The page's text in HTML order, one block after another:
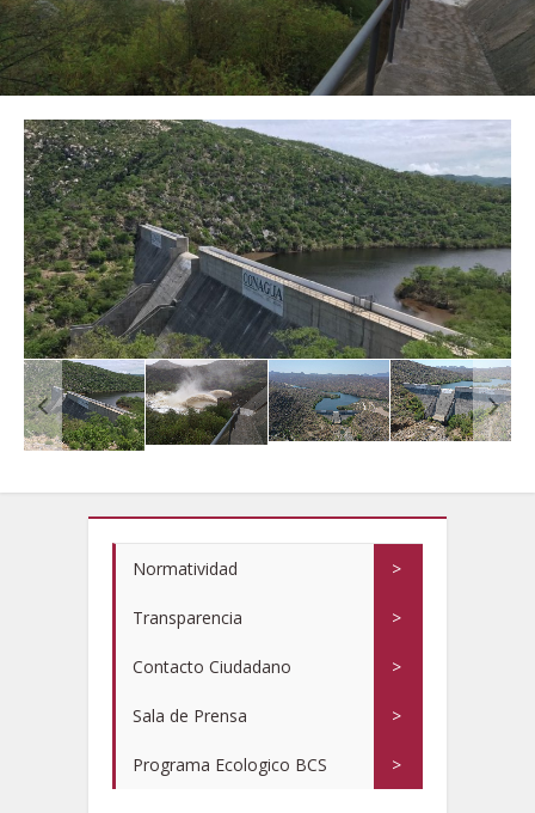
Normatividad >
Transparencia >
Contacto Ciudadano >
Sala de Prensa >
Programa Ecologico BCS >